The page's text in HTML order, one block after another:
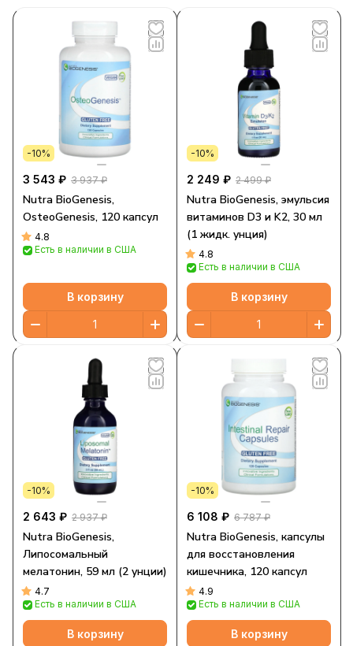
-10%
3 543 ₽ 3 937 ₽
Nutra BioGenesis,
OsteoGenesis, 120 капсул
4.8
Есть в наличии в США
В корзину
-10%
2 249 ₽ 2 499 ₽
Nutra BioGenesis, эмульсия
витаминов D3 и K2, 30 мл
(1 жидк. унция)
4.8
Есть в наличии в США
В корзину
-10%
2 643 ₽ 2 937 ₽
Nutra BioGenesis,
Липосомальный
мелатонин, 59 мл (2 унции)
4.7
Есть в наличии в США
В корзину
-10%
6 108 ₽ 6 787 ₽
Nutra BioGenesis, капсулы
для восстановления
кишечника, 120 капсул
4.9
Есть в наличии в США
В корзину